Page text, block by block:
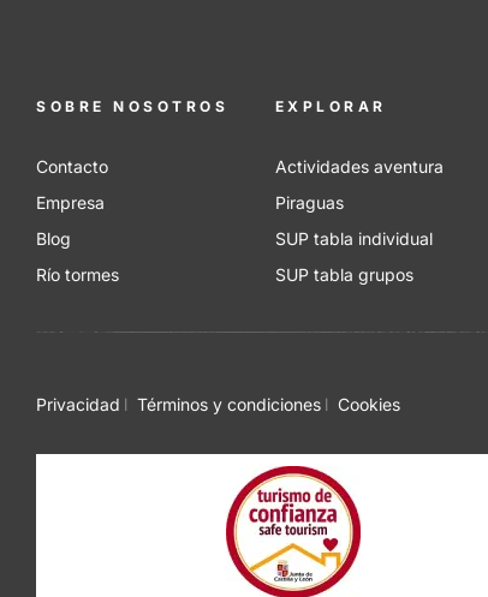
SOBRE NOSOTROS
Contacto
Empresa
Blog
Río tormes
EXPLORAR
Actividades aventura
Piraguas
SUP tabla individual
SUP tabla grupos
Privacidad Términos y condiciones Cookies